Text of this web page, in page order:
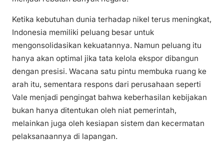
Ketika kebutuhan dunia terhadap nikel terus meningkat,
Indonesia memiliki peluang besar untuk
mengonsolidasikan kekuatannya. Namun peluang itu
hanya akan optimal jika tata kelola ekspor dibangun
dengan presisi. Wacana satu pintu membuka ruang ke
arah itu, sementara respons dari perusahaan seperti
Vale menjadi pengingat bahwa keberhasilan kebijakan
bukan hanya ditentukan oleh niat pemerintah,
melainkan juga oleh kesiapan sistem dan kecermatan
pelaksanaannya di lapangan.